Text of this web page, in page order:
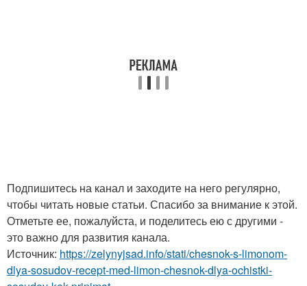
Подпишитесь на канал и заходите на него регулярно,
чтобы читать новые статьи. Спасибо за внимание к этой.
Отметьте ее, пожалуйста, и поделитесь ею с другими -
это важно для развития канала.
Источник: https://zelynyjsad.info/stati/chesnok-s-limonom-
dlya-sosudov-recept-med-limon-chesnok-dlya-ochistki-